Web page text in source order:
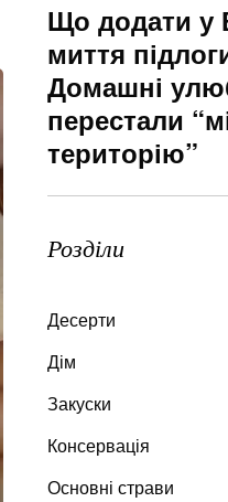
Що додати у
миття
Домашні
перестали
територію”
Розділи
Десерти
Дім
Закуски
Консервація
Основні страви